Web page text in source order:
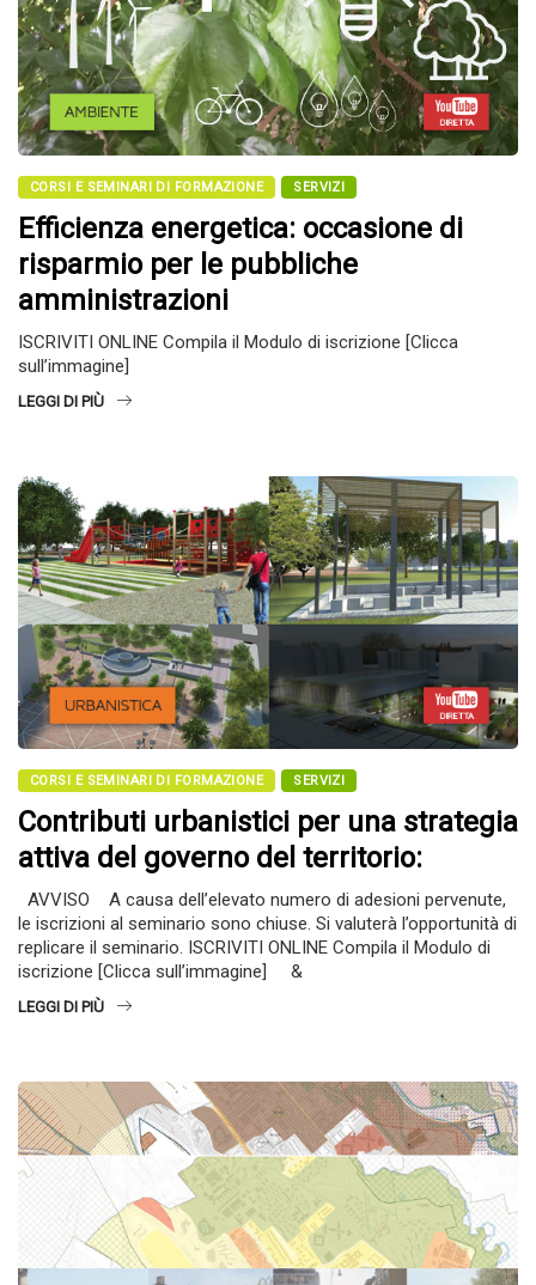
CORSI E SEMINARI DI FORMAZIONE SERVIZI
Efficienza energetica: occasione di
risparmio per le pubbliche
amministrazioni
ISCRIVITI ONLINE Compila il Modulo di iscrizione [Clicca
sull’immagine]
LEGGI DI PIÙ
CORSI E SEMINARI DI FORMAZIONE SERVIZI
Contributi urbanistici per una strategia
attiva del governo del territorio:
AVVISO A causa dell’elevato numero di adesioni pervenute,
le iscrizioni al seminario sono chiuse. Si valuterà l’opportunità di
replicare il seminario. ISCRIVITI ONLINE Compila il Modulo di
iscrizione [Clicca sull’immagine] &
LEGGI DI PIÙ